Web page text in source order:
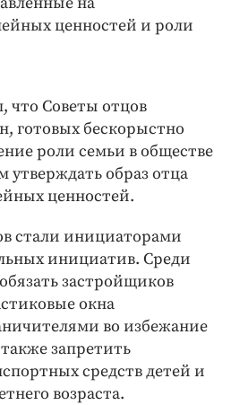
ценностей и роли
что Советы отцов
готовых бескорыстно
роли семьи в обществе
образ отца
ценностей.
стали инициаторами
инициатив. Среди
застройщиков
окна
во избежание
запретить
средств детей и
возраста.